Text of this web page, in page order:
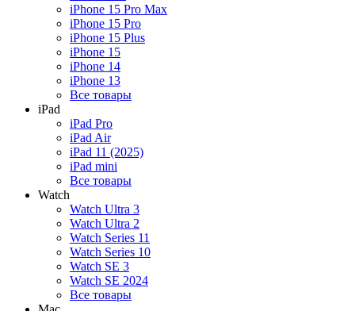
iPhone 15 Pro Max
iPhone 15 Pro
iPhone 15 Plus
iPhone 15
iPhone 14
iPhone 13
Все товары
iPad
iPad Pro
iPad Air
iPad 11 (2025)
iPad mini
Все товары
Watch
Watch Ultra 3
Watch Ultra 2
Watch Series 11
Watch Series 10
Watch SE 3
Watch SE 2024
Все товары